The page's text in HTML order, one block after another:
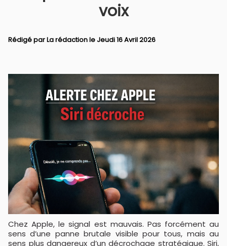
voix
Rédigé par La rédaction le Jeudi 16 Avril 2026
Chez Apple, le signal est mauvais. Pas forcément au
sens d’une panne brutale visible pour tous, mais au
sens plus dangereux d’un décrochage stratégique. Siri,